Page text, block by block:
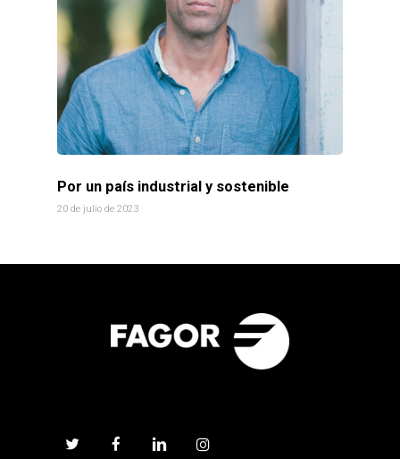
Por un país industrial y sostenible
20 de julio de 2023